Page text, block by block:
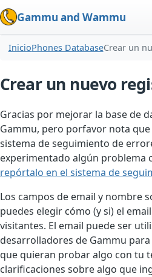
Gammu and Wammu
InicioPhones DatabaseCrear un
Crear un nuevo
Gracias por mejorar la base de
Gammu, pero porfavor nota
sistema de seguimiento de
experimentado algún problema
repórtalo en el sistema de
Los campos de email y nombre
puedes elegir cómo (y si) el
visitantes. El email puede ser
desarrolladores de Gammu
que quieran probar algo con tu
clarificaciones sobre algo que